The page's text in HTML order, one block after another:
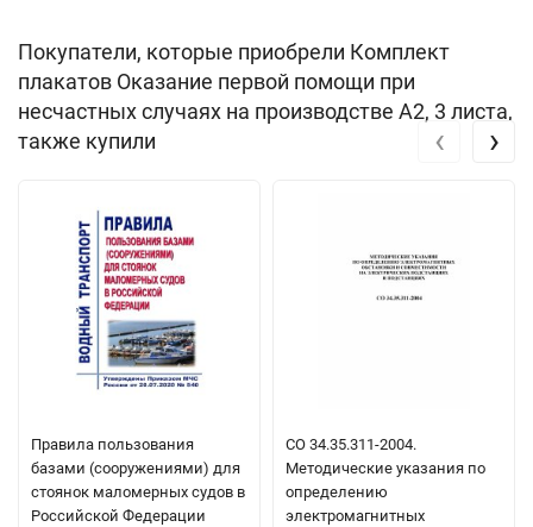
Покупатели, которые приобрели Комплект
плакатов Оказание первой помощи при
несчастных случаях на производстве A2, 3 листа,
также купили
Правила пользования
базами (сооружениями) для
стоянок маломерных судов в
Российской Федерации
СО 34.35.311-2004.
Методические указания по
определению
электромагнитных
‹ ›